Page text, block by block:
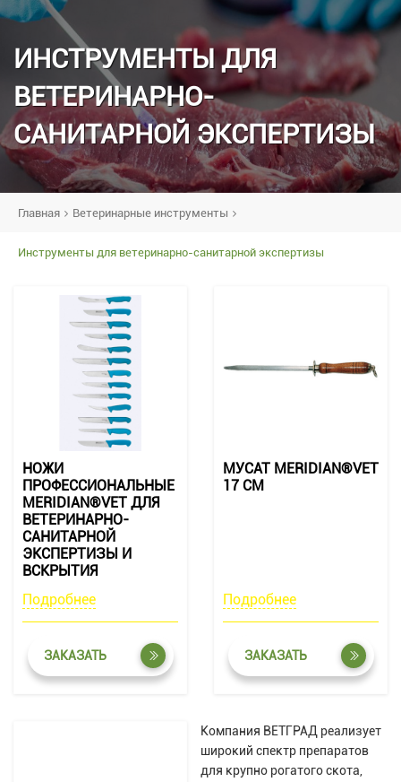
ИНСТРУМЕНТЫ ДЛЯ
ВЕТЕРИНАРНО-
САНИТАРНОЙ ЭКСПЕРТИЗЫ
Главная Ветеринарные инструменты
Инструменты для ветеринарно-санитарной экспертизы
НОЖИ
ПРОФЕССИОНАЛЬНЫЕ
MERIDIAN®VET ДЛЯ
ВЕТЕРИНАРНО-
САНИТАРНОЙ
ЭКСПЕРТИЗЫ И
ВСКРЫТИЯ
Подробнее
ЗАКАЗАТЬ
МУСАТ MERIDIAN®VET
17 СМ
Подробнее
ЗАКАЗАТЬ
Компания ВЕТГРАД реализует
широкий спектр препаратов
для крупно рогатого скота,